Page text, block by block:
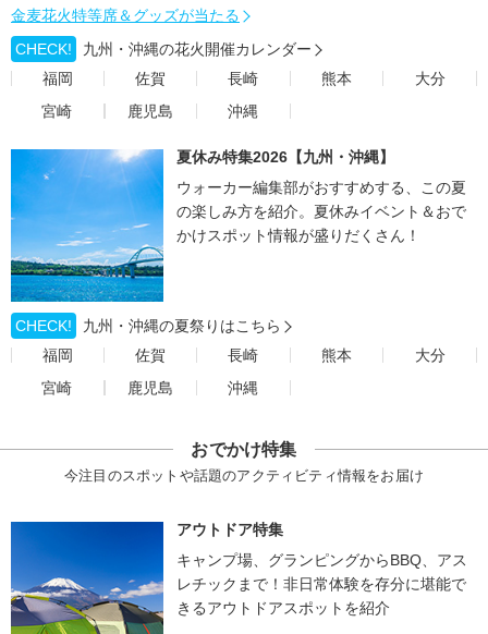
金麦花火特等席＆グッズが当たる
CHECK!
九州・沖縄の花火開催カレンダー
福岡
佐賀 長崎 熊本
大分
宮崎
鹿児島 沖縄
夏休み特集2026【九州・沖縄】
ウォーカー編集部がおすすめする、この夏
の楽しみ方を紹介。夏休みイベント＆おで
かけスポット情報が盛りだくさん！
CHECK!
九州・沖縄の夏祭りはこちら
福岡
佐賀 長崎 熊本
大分
宮崎
鹿児島 沖縄
おでかけ特集
今注目のスポットや話題のアクティビティ情報をお届け
アウトドア特集
キャンプ場、グランピングからBBQ、アス
レチックまで！非日常体験を存分に堪能で
きるアウトドアスポットを紹介